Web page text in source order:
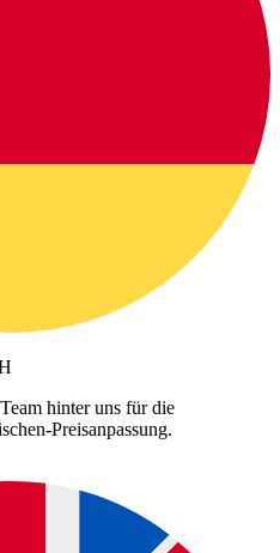
hinter uns für die
Preisanpassung.